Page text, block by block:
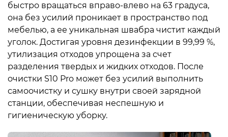
быстро вращаться вправо-влево на 63 градуса,
она без усилий проникает в пространство под
мебелью, а ее уникальная швабра чистит каждый
уголок. Достигая уровня дезинфекции в 99,99 %,
утилизация отходов упрощена за счет
разделения твердых и жидких отходов. После
очистки S10 Pro может без усилий выполнить
самоочистку и сушку внутри своей зарядной
станции, обеспечивая неспешную и
гигиеническую уборку.